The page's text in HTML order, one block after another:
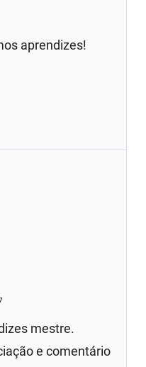
aprendizes!
mestre.
e comentário